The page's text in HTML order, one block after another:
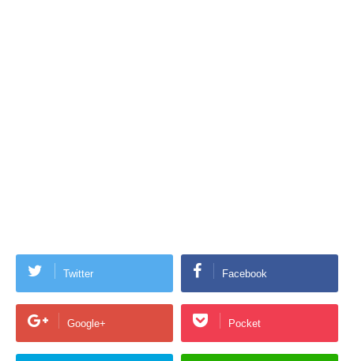
Twitter Facebook
Google+ Pocket